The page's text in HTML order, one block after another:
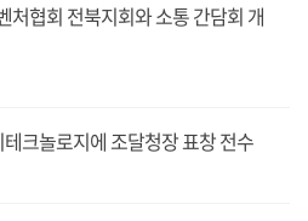
처협회 전북지회와 소통 간담회 개
크놀로지에 조달청장 표창 전수